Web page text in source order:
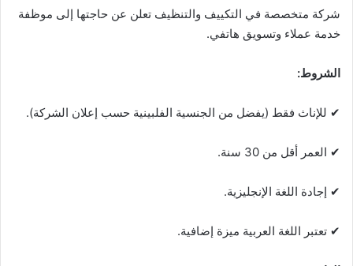
شركة متخصصة في التكييف والتنظيف تعلن عن حاجتها إلى موظفة
خدمة عملاء وتسويق هاتفي.
الشروط:
✔ للإناث فقط (يفضل من الجنسية الفلبينية حسب إعلان الشركة).
✔ العمر أقل من 30 سنة.
✔ إجادة اللغة الإنجليزية.
✔ تعتبر اللغة العربية ميزة إضافية.